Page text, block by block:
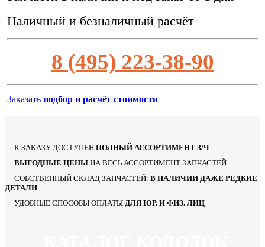
Наличный и безналичный расчёт
8 (495) 223-38-90
Заказатьподбор и расчёт стоимости
К ЗАКАЗУ ДОСТУПЕН ПОЛНЫЙ АССОРТИМЕНТ З/Ч
ВЫГОДНЫЕ ЦЕНЫ НА ВЕСЬ АССОРТИМЕНТ ЗАПЧАСТЕЙ
СОБСТВЕННЫЙ СКЛАД ЗАПЧАСТЕЙ: В НАЛИЧИИ ДАЖЕ РЕДКИЕ
ДЕТАЛИ
УДОБНЫЕ СПОСОБЫ ОПЛАТЫ ДЛЯ ЮР. И ФИЗ. ЛИЦ